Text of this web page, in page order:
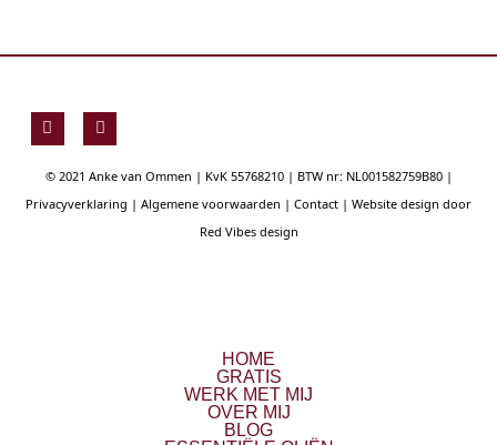
F
a
e
b
o
Y
o
u
b
© 2021 Anke van Ommen | KvK 55768210 | BTW nr: NL001582759B80 |
Privacyverklaring | Algemene voorwaarden | Contact | Website design door
Red Vibes design
HOME
GRATIS
WERK MET MIJ
OVER MIJ
BLOG